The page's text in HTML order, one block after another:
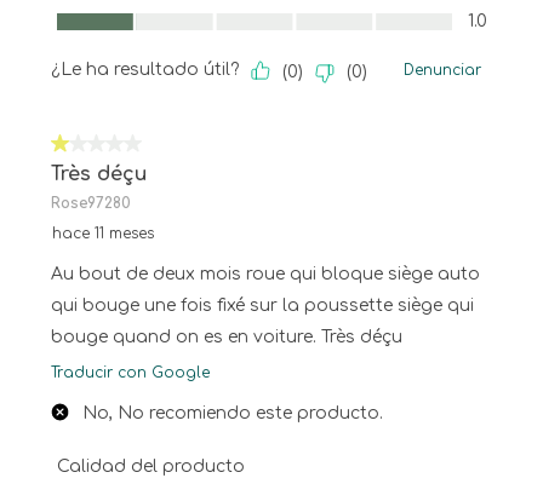
Calidad del producto, 1.0 de 5
1.0
¿Le ha resultado útil? (0) (0) Denunciar
1 de 5 estrellas.
Très déçu
Rose97280
hace 11 meses
Au bout de deux mois roue qui bloque siège auto
qui bouge une fois fixé sur la poussette siège qui
bouge quand on es en voiture. Très déçu
Traducir con Google
No, No recomiendo este producto.
Calidad del producto